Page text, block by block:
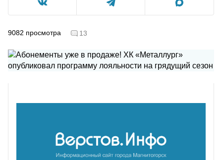
9082 просмотра 13